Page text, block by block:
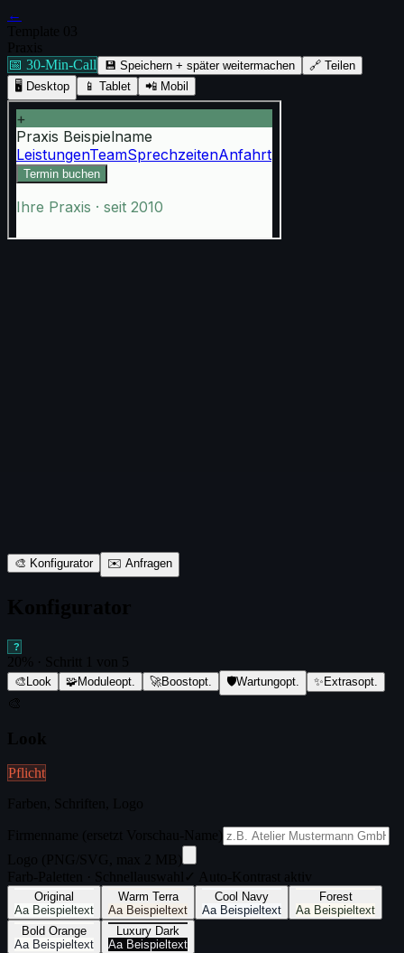
←
📅 30-Min-Call 💾 Speichern + später weitermachen 🔗 Teilen
🖥️ Desktop 📱 Tablet 📲 Mobil
🎨 Konfigurator ✉️ Anfragen
?
🎨 Look 🧩Moduleopt. 🚀Boostopt. 🛡️Wartungopt. ✨ Extrasopt.
Pflicht
Original
Aa Beispieltext
Warm Terra
Aa Beispieltext
Cool Navy
Aa Beispieltext
Forest
Aa Beispieltext
Bold Orange
Aa Beispieltext
Luxury Dark
Aa Beispieltext